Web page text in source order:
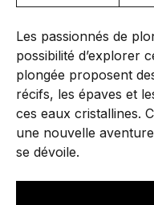
Les passionnés de
possibilité d’explorer
plongée proposent
récifs, les épaves et
ces eaux cristallines.
une nouvelle
se dévoile.